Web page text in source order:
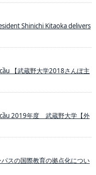
Shinichi Kitaoka delivers
【武蔵野大学2018さんぽ主
2019年度 武蔵野大学【外
スの国際教育の拠点化につい